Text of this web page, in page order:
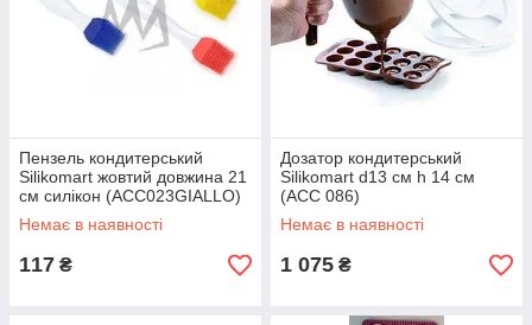
Пензель кондитерський
Silikomart жовтий довжина 21
см силікон (ACC023GIALLO)
Немає в наявності
117 ₴
Дозатор кондитерський
Silikomart d13 см h 14 см
(ACC 086)
Немає в наявності
1 075 ₴